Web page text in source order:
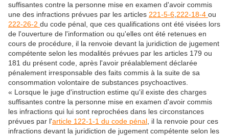
suffisantes contre la personne mise en examen d'avoir commis
une des infractions prévues par les articles 221-5-6 222-18-4 ou
222-26-2 du code pénal, que ces qualifications ont été visées lors
de l'ouverture de l'information ou qu'elles ont été retenues en
cours de procédure, il la renvoie devant la juridiction de jugement
compétente selon les modalités prévues par les articles 179 ou
181 du présent code, après l'avoir préalablement déclarée
pénalement irresponsable des faits commis à la suite de sa
consommation volontaire de substances psychoactives.
« Lorsque le juge d'instruction estime qu'il existe des charges
suffisantes contre la personne mise en examen d'avoir commis
les infractions qui lui sont reprochées dans les circonstances
prévues par l'article 122-1-1 du code pénal , il la renvoie pour ces
infractions devant la juridiction de jugement compétente selon les